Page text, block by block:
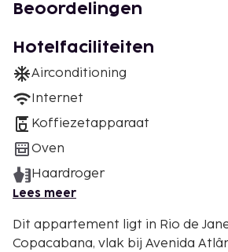
Beoordelingen
Hotelfaciliteiten
Airconditioning
Internet
Koffiezetapparaat
Oven
Haardroger
Lees meer
Dit appartement ligt in Rio de
Copacabana, vlak bij Avenida